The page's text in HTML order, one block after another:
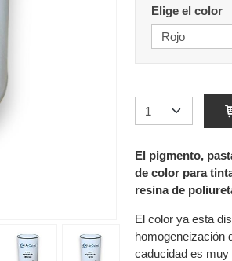
Elige el color
El pigmento,
de color para
resina de
El color ya esta
homogeneización
caducidad es muy